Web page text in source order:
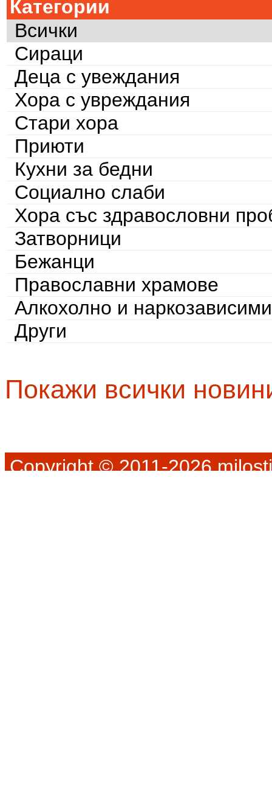
Категории
Всички
Сираци
Деца с увеждания
Хора с увреждания
Стари хора
Приюти
Кухни за бедни
Социално слаби
Хора със здравословни
Затворници
Бежанци
Православни храмове
Алкохолно и наркозависими
Други
Покажи всички
Copyright © 2011-2026